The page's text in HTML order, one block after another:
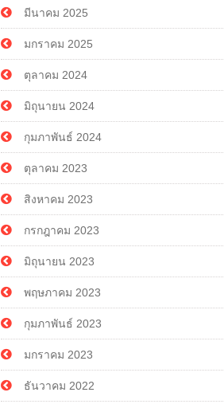
มีนาคม 2025
มกราคม 2025
ตุลาคม 2024
มิถุนายน 2024
กุมภาพันธ์ 2024
ตุลาคม 2023
สิงหาคม 2023
กรกฎาคม 2023
มิถุนายน 2023
พฤษภาคม 2023
กุมภาพันธ์ 2023
มกราคม 2023
ธันวาคม 2022